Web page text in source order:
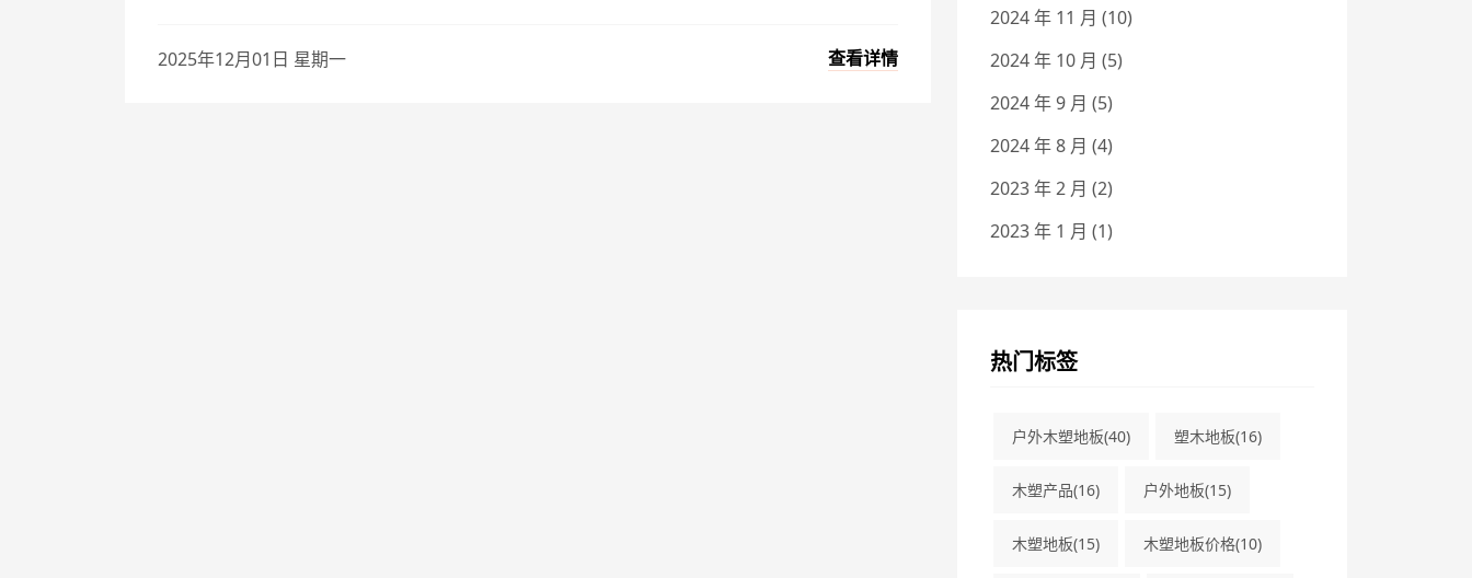
2025年12月01日 星期一 查看详情
2024 年 11 月 (10)
2024 年 10 月 (5)
2024 年 9 月 (5)
2024 年 8 月 (4)
2023 年 2 月 (2)
2023 年 1 月 (1)
热门标签
户外木塑地板(40) 塑木地板(16)
木塑产品(16) 户外地板(15)
木塑地板(15) 木塑地板价格(10)